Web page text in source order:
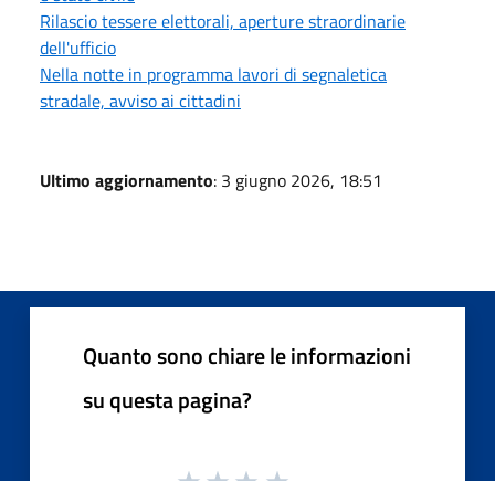
Rilascio tessere elettorali, aperture straordinarie
dell'ufficio
Nella notte in programma lavori di segnaletica
stradale, avviso ai cittadini
Ultimo aggiornamento: 3 giugno 2026, 18:51
Quanto sono chiare le informazioni
su questa pagina?